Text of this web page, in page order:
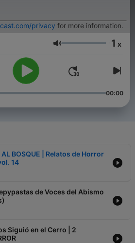
privacy for more information.
Volumen 1 x
00:00
AL BOSQUE | Relatos de Horror
14
de Voces del Abismo
Siguió en el Cerro | 2